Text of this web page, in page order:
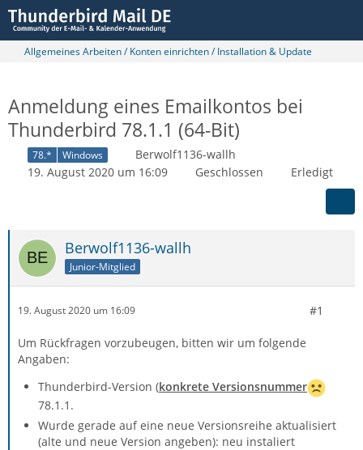
Allgemeines Arbeiten / Konten einrichten / Installation & Update
Anmeldung eines Emailkontos bei
Thunderbird 78.1.1 (64-Bit)
78.* Windows
Berwolf1136-wallh
19. August 2020 um 16:09
Geschlossen Erledigt
Berwolf1136-wallh
Junior-Mitglied
19. August 2020 um 16:09 #1
Um Rückfragen vorzubeugen, bitten wir um folgende
Angaben:
Thunderbird-Version (konkrete Versionsnummer
78.1.1.
Wurde gerade auf eine neue Versionsreihe aktualisiert
(alte und neue Version angeben): neu instaliert